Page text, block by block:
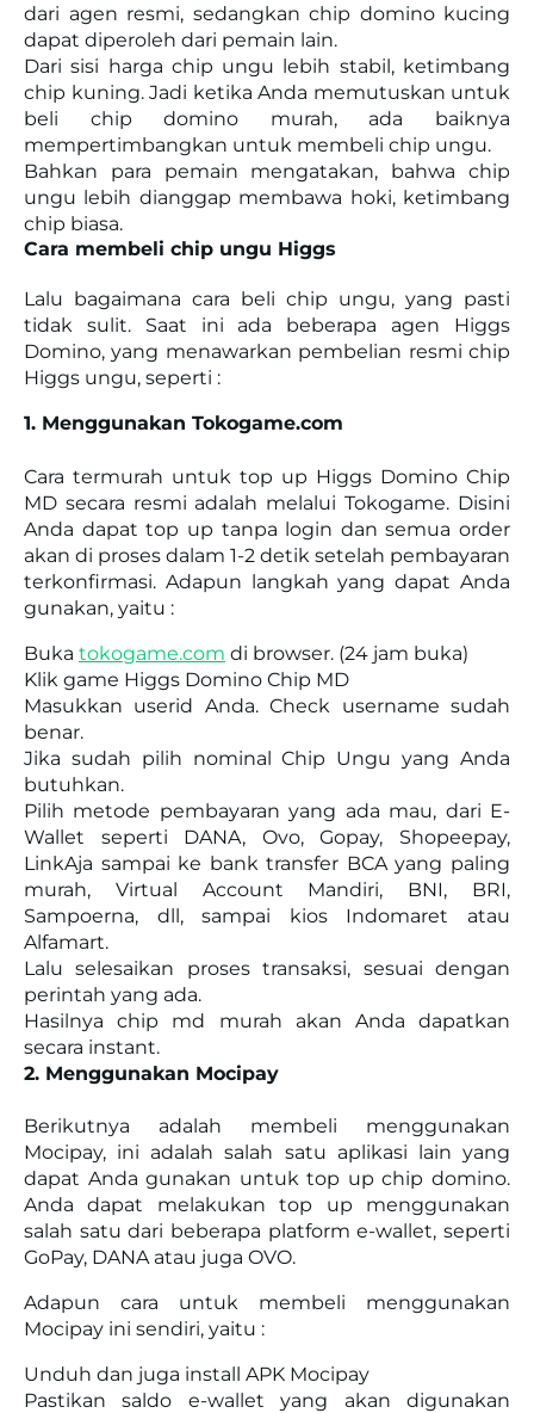
dari agen resmi, sedangkan chip domino kucing
dapat diperoleh dari pemain lain.
Dari sisi harga chip ungu lebih stabil, ketimbang
chip kuning. Jadi ketika Anda memutuskan untuk
beli chip domino murah, ada baiknya
mempertimbangkan untuk membeli chip ungu.
Bahkan para pemain mengatakan, bahwa chip
ungu lebih dianggap membawa hoki, ketimbang
chip biasa.
Cara membeli chip ungu Higgs
Lalu bagaimana cara beli chip ungu, yang pasti
tidak sulit. Saat ini ada beberapa agen Higgs
Domino, yang menawarkan pembelian resmi chip
Higgs ungu, seperti :
1. Menggunakan Tokogame.com
Cara termurah untuk top up Higgs Domino Chip
MD secara resmi adalah melalui Tokogame. Disini
Anda dapat top up tanpa login dan semua order
akan di proses dalam 1-2 detik setelah pembayaran
terkonfirmasi. Adapun langkah yang dapat Anda
gunakan, yaitu :
Buka tokogame.com di browser. (24 jam buka)
Klik game Higgs Domino Chip MD
Masukkan userid Anda. Check username sudah
benar.
Jika sudah pilih nominal Chip Ungu yang Anda
butuhkan.
Pilih metode pembayaran yang ada mau, dari E-
Wallet seperti DANA, Ovo, Gopay, Shopeepay,
LinkAja sampai ke bank transfer BCA yang paling
murah, Virtual Account Mandiri, BNI, BRI,
Sampoerna, dll, sampai kios Indomaret atau
Alfamart.
Lalu selesaikan proses transaksi, sesuai dengan
perintah yang ada.
Hasilnya chip md murah akan Anda dapatkan
secara instant.
2. Menggunakan Mocipay
Berikutnya adalah membeli menggunakan
Mocipay, ini adalah salah satu aplikasi lain yang
dapat Anda gunakan untuk top up chip domino.
Anda dapat melakukan top up menggunakan
salah satu dari beberapa platform e-wallet, seperti
GoPay, DANA atau juga OVO.
Adapun cara untuk membeli menggunakan
Mocipay ini sendiri, yaitu :
Unduh dan juga install APK Mocipay
Pastikan saldo e-wallet yang akan digunakan